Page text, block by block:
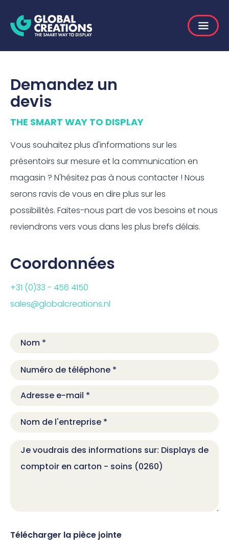
Demandez un
devis
THE SMART WAY TO DISPLAY
Vous souhaitez plus d'informations sur les
présentoirs sur mesure et la communication en
magasin ? N'hésitez pas à nous contacter ! Nous
serons ravis de vous en dire plus sur les
possibilités. Faites-nous part de vos besoins et nous
reviendrons vers vous dans les plus brefs délais.
Coordonnées
+31 (0)33 - 456 4150
sales@globalcreations.nl
Télécharger la pièce jointe